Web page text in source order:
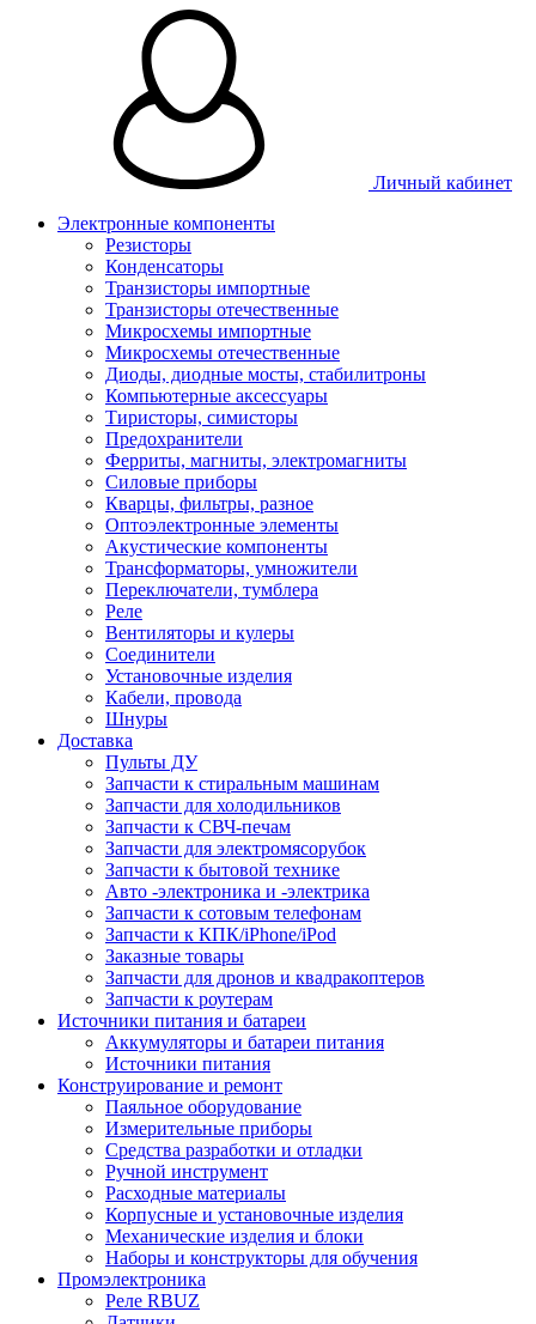
Личный кабинет
Электронные компоненты
Резисторы
Конденсаторы
Транзисторы импортные
Транзисторы отечественные
Микросхемы импортные
Микросхемы отечественные
Диоды, диодные мосты, стабилитроны
Компьютерные аксессуары
Тиристоры, симисторы
Предохранители
Ферриты, магниты, электромагниты
Силовые приборы
Кварцы, фильтры, разное
Оптоэлектронные элементы
Акустические компоненты
Трансформаторы, умножители
Переключатели, тумблера
Реле
Вентиляторы и кулеры
Соединители
Установочные изделия
Кабели, провода
Шнуры
Доставка
Пульты ДУ
Запчасти к стиральным машинам
Запчасти для холодильников
Запчасти к СВЧ-печам
Запчасти для электромясорубок
Запчасти к бытовой технике
Авто -электроника и -электрика
Запчасти к сотовым телефонам
Запчасти к КПК/iPhone/iPod
Заказные товары
Запчасти для дронов и квадракоптеров
Запчасти к роутерам
Источники питания и батареи
Аккумуляторы и батареи питания
Источники питания
Конструирование и ремонт
Паяльное оборудование
Измерительные приборы
Средства разработки и отладки
Ручной инструмент
Расходные материалы
Корпусные и установочные изделия
Механические изделия и блоки
Наборы и конструкторы для обучения
Промэлектроника
Реле RBUZ